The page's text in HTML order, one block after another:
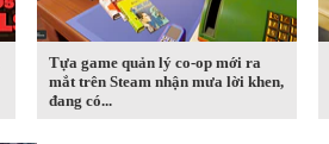
Tựa game quản lý co-op mới ra
mắt trên Steam nhận mưa lời khen,
đang có...